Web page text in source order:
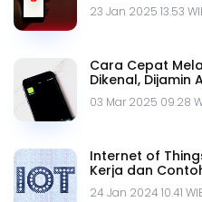
23 Jan 2025 13.53
Cara Cepat
Dikenal, Dijamin
03 Mar 2025 09.28
Internet of
Kerja dan
24 Jan 2024 10.41